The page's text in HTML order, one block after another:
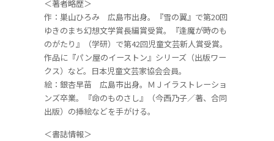
＜著者略歴＞
作：巣山ひろみ 広島市出身。『雪の翼』で第20回
ゆきのまち幻想文学賞長編賞受賞。『逢魔が時のも
のがたり』（学研）で第42回児童文芸新人賞受賞。
作品に『パン屋のイーストン』シリーズ（出版ワー
クス）など。日本児童文芸家協会会員。
絵：銀杏早苗 広島市出身。ＭＪイラストレーショ
ンズ卒業。『命のものさし』（今西乃子／著、合同
出版）の挿絵などを手がける。
＜書誌情報＞